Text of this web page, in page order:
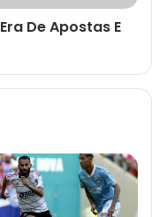
De Apostas E